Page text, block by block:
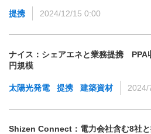
提携 2024/12/15 0:00
ナイス：シェアエネと業務提携 PPA
円規模
太陽光発電 提携 建築資材 2024/
Shizen Connect：電力会社含む8社